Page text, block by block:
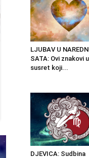
LJUBAV U
SATA: Ovi znakovi
susret koji...
DJEVICA: Sudbina